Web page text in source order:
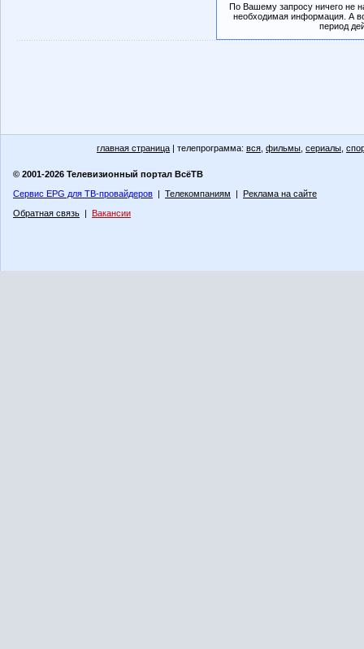
По Вашему запросу ничего не
необходимая информация. А
период
главная страница | телепрограмма: вся фильмы сериалы
© 2001-2026 Телевизионный портал ВсёТВ
Сервис EPG для ТВ-провайдеров | Телекомпаниям | Реклама на сайте
Обратная связь | Вакансии